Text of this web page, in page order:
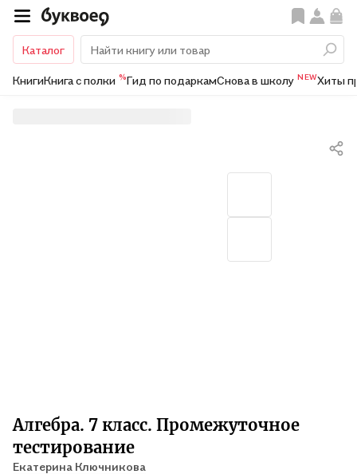
Каталог
КнигиКнига с полки %Гид по подаркамСнова в школу NEWХиты
Алгебра. 7 класс. Промежуточное
тестирование
Екатерина Ключникова